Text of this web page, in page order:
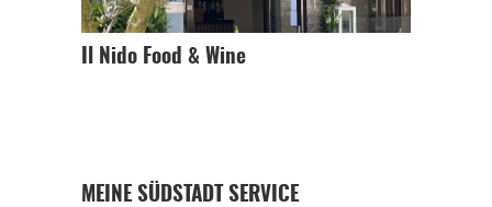
Il Nido Food & Wine
MEINE SÜDSTADT SERVICE